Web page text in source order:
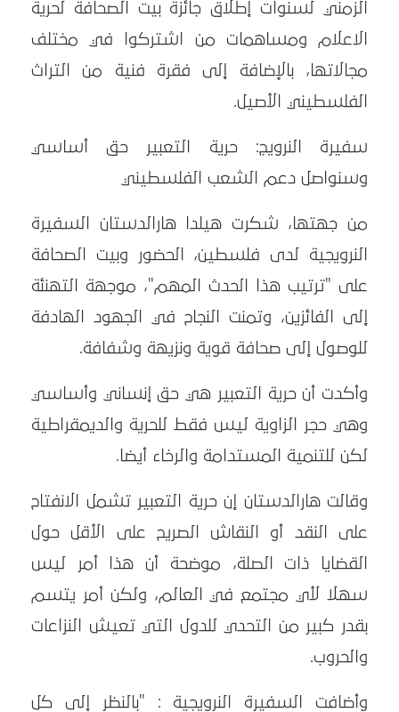
الزمني لسنوات إطلاق جائزة بيت الصحافة لحرية
الاعلام ومساهمات من اشتركوا في مختلف
مجالاتها، بالإضافة إلى فقرة فنية من التراث
الفلسطيني الأصيل.
سفيرة النرويج: حرية التعبير حق أساسي
وسنواصل دعم الشعب الفلسطيني
من جهتها، شكرت هيلدا هارالدستان السفيرة
النرويجية لدى فلسطين، الحضور وبيت الصحافة
على "ترتيب هذا الحدث المهم"، موجهة التهنئة
إلى الفائزين، وتمنت النجاح في الجهود الهادفة
للوصول إلى صحافة قوية ونزيهة وشفافة.
وأكدت أن حرية التعبير هي حق إنساني وأساسي
وهي حجر الزاوية ليس فقط للحرية والديمقراطية
لكن للتنمية المستدامة والرخاء أيضا.
وقالت هارالدستان إن حرية التعبير تشمل الانفتاح
على النقد أو النقاش الصريح على الأقل حول
القضايا ذات الصلة، موضحة أن هذا أمر ليس
سهلا لأي مجتمع في العالم، ولكن أمر يتسم
بقدر كبير من التحدي للدول التي تعيش النزاعات
والحروب.
وأضافت السفيرة النرويجية : "بالنظر إلى كل